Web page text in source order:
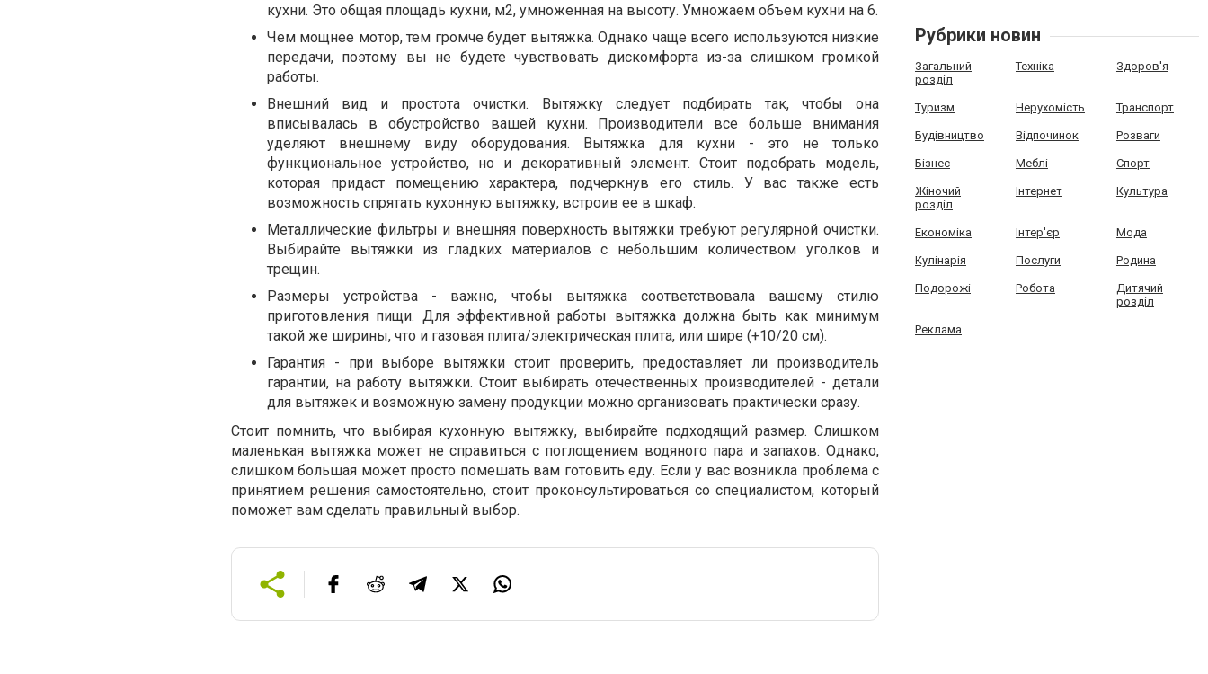
кухни. Это общая площадь кухни, м2, умноженная на высоту. Умножаем объем кухни на 6.
Чем мощнее мотор, тем громче будет вытяжка. Однако чаще всего используются низкие
передачи, поэтому вы не будете чувствовать дискомфорта из-за слишком громкой
работы.
Внешний вид и простота очистки. Вытяжку следует подбирать так, чтобы она
вписывалась в обустройство вашей кухни. Производители все больше внимания
уделяют внешнему виду оборудования. Вытяжка для кухни - это не только
функциональное устройство, но и декоративный элемент. Стоит подобрать модель,
которая придаст помещению характера, подчеркнув его стиль. У вас также есть
возможность спрятать кухонную вытяжку, встроив ее в шкаф.
Металлические фильтры и внешняя поверхность вытяжки требуют регулярной очистки.
Выбирайте вытяжки из гладких материалов с небольшим количеством уголков и
трещин.
Размеры устройства - важно, чтобы вытяжка соответствовала вашему стилю
приготовления пищи. Для эффективной работы вытяжка должна быть как минимум
такой же ширины, что и газовая плита/электрическая плита, или шире (+10/20 см).
Гарантия - при выборе вытяжки стоит проверить, предоставляет ли производитель
гарантии, на работу вытяжки. Стоит выбирать отечественных производителей - детали
для вытяжек и возможную замену продукции можно организовать практически сразу.
Стоит помнить, что выбирая кухонную вытяжку, выбирайте подходящий размер. Слишком
маленькая вытяжка может не справиться с поглощением водяного пара и запахов. Однако,
слишком большая может просто помешать вам готовить еду. Если у вас возникла проблема с
принятием решения самостоятельно, стоит проконсультироваться со специалистом, который
поможет вам сделать правильный выбор.
Рубрики новин
Загальний
розділ
Техніка Здоров'я
Туризм Нерухомість Транспорт
Будівництво Відпочинок Розваги
Бізнес Меблі Спорт
Жіночий
розділ
Інтернет Культура
Економіка Інтер'єр Мода
Кулінарія Послуги Родина
Подорожі Робота
Дитячий
розділ
Реклама